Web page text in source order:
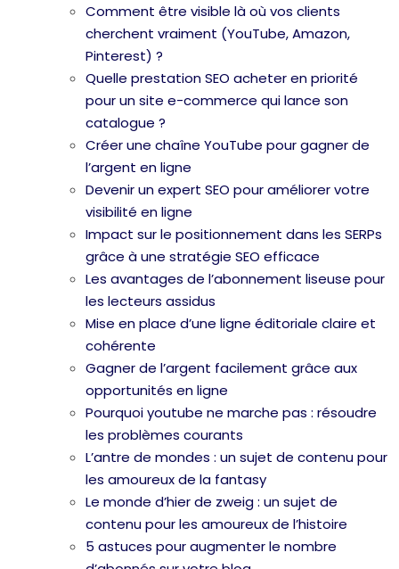
Comment être visible là où vos clients
cherchent vraiment (YouTube, Amazon,
Pinterest) ?
Quelle prestation SEO acheter en priorité
pour un site e-commerce qui lance son
catalogue ?
Créer une chaîne YouTube pour gagner de
l’argent en ligne
Devenir un expert SEO pour améliorer votre
visibilité en ligne
Impact sur le positionnement dans les SERPs
grâce à une stratégie SEO efficace
Les avantages de l’abonnement liseuse pour
les lecteurs assidus
Mise en place d’une ligne éditoriale claire et
cohérente
Gagner de l’argent facilement grâce aux
opportunités en ligne
Pourquoi youtube ne marche pas : résoudre
les problèmes courants
L’antre de mondes : un sujet de contenu pour
les amoureux de la fantasy
Le monde d’hier de zweig : un sujet de
contenu pour les amoureux de l’histoire
5 astuces pour augmenter le nombre